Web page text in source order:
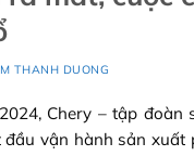
THANH DUONG
Chery – tập
vận hành sản